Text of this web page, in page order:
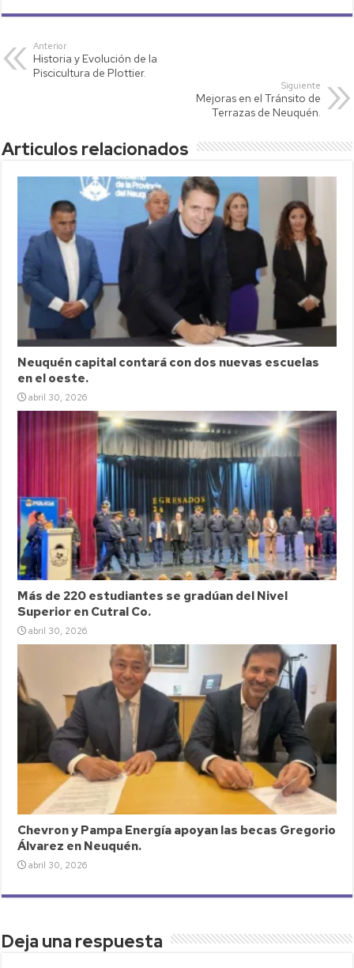
at
s
A
tt p
Li
ail m
Anterior
Historia y Evolución de la
Piscicultura de Plottier.
Siguiente
Mejoras en el Tránsito de
Terrazas de Neuquén.
Articulos relacionados
Neuquén capital contará con dos nuevas escuelas
en el oeste.
abril 30, 2026
Más de 220 estudiantes se gradúan del Nivel
Superior en Cutral Co.
abril 30, 2026
Chevron y Pampa Energía apoyan las becas Gregorio
Álvarez en Neuquén.
abril 30, 2026
Deja una respuesta